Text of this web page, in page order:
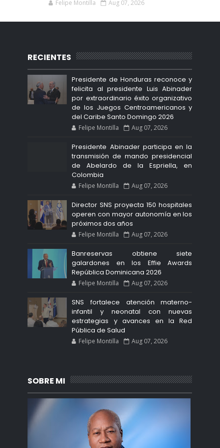
Felipe Montilla Aug 07, 2026
RECIENTES
Presidente de Honduras reconoce y
felicita al presidente Luis Abinader
por extraordinario éxito organizativo
de los Juegos Centroamericanos y
del Caribe Santo Domingo 2026
Felipe Montilla Aug 07, 2026
Presidente Abinader participa en la
transmisión de mando presidencial
de Abelardo de la Espriella, en
Colombia
Felipe Montilla Aug 07, 2026
Director SNS proyecta 150 hospitales
operen con mayor autonomía en los
próximos dos años
Felipe Montilla Aug 07, 2026
Banreservas obtiene siete
galardones en los Effie Awards
República Dominicana 2026
Felipe Montilla Aug 07, 2026
SNS fortalece atención materno-
infantil y neonatal con nuevas
estrategias y avances en la Red
Pública de Salud
Felipe Montilla Aug 07, 2026
SOBRE MI